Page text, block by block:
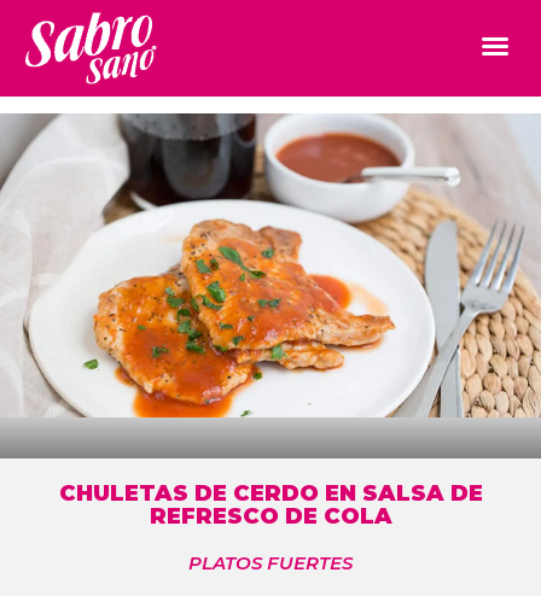
CHULETAS DE CERDO EN SALSA DE
REFRESCO DE COLA
PLATOS FUERTES